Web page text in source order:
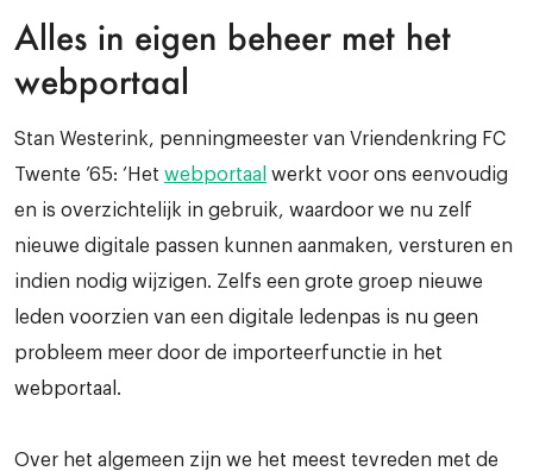
Alles in eigen beheer met het
webportaal
Stan Westerink, penningmeester van Vriendenkring FC
Twente ’65: ‘Het webportaal werkt voor ons eenvoudig
en is overzichtelijk in gebruik, waardoor we nu zelf
nieuwe digitale passen kunnen aanmaken, versturen en
indien nodig wijzigen. Zelfs een grote groep nieuwe
leden voorzien van een digitale ledenpas is nu geen
probleem meer door de importeerfunctie in het
webportaal.
Over het algemeen zijn we het meest tevreden met de